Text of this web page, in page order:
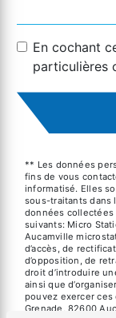
En cochant
particulières
** Les données
fins de vous
informatisé. Elles
sous-traitants dans
données
suivants: Micro
Aucamville
d’accès, de
d’opposition, de
droit d’introduire
ainsi que
pouvez exercer ces
Grenade, 82600